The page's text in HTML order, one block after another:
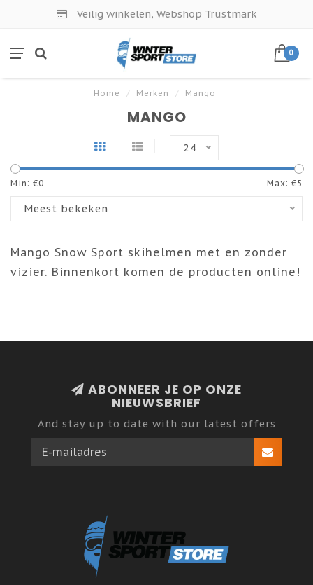
Veilig winkelen, Webshop Trustmark
0
Home / Merken / Mango
MANGO
24
Min: €0 Max: €5
Meest bekeken
Mango Snow Sport skihelmen met en zonder
vizier. Binnenkort komen de producten online!
ABONNEER JE OP ONZE
NIEUWSBRIEF
And stay up to date with our latest offers